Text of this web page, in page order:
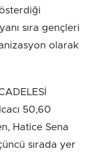
sıra gençleri
olarak
50,60
Hatice Sena
sırada yer